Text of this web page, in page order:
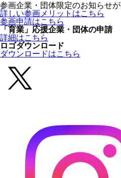
参画企業・団体限定のお知らせが
詳しい参画メリットはこちら
参画申請はこちら
「育業」応援企業・団体の申請
詳細はこちら
ロゴダウンロード
ダウンロードはこちら